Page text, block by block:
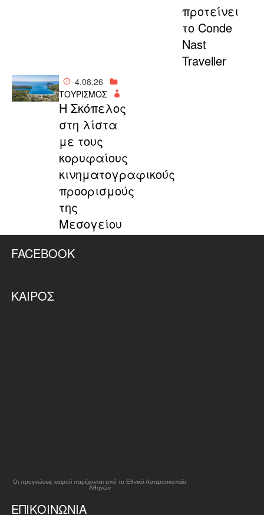
προτείνει
το Conde
Nast
Traveller
4.08.26
ΤΟΥΡΙΣΜΟΣ
Η Σκόπελος
στη λίστα
με τους
κορυφαίους
κινηματογραφικούς
προορισμούς
της
Μεσογείου
FACEBOOK
ΚΑΙΡΌΣ
Οι προγνώσεις καιρού παρέχονται από το Εθνικό Αστεροσκοπείο
Αθηνών
ΕΠΙΚΟΙΝΩΝΊΑ